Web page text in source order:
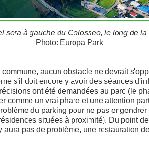
sera à gauche du Colosseo, le long de la
Photo: Europa Park
aucun obstacle ne devrait
s'il doit encore y avoir des séances
ont été demandées au parc (le
comme un vrai phare et une attention
du parking pour ne pas engendrer
situées à proximité). Du point
aura pas de problème, une restauration